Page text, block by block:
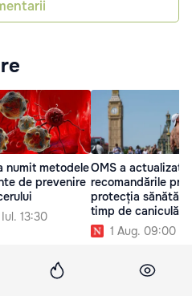
numit metodele
de prevenire
13:30
OMS a actualizat
recomandările
protecția sănătății
timp de caniculă
1 Aug. 09:00